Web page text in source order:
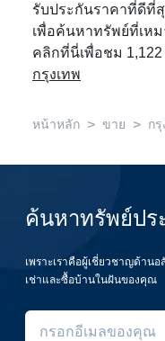
รับประกันราคาที่ดีที่สุ
เพื่อค้นหาทรัพย์ที่เห
คลิกที่นี่เพื่อชม 1,122
กรุงเทพ
หน้าหลัก > ขาย > กรุ
ค้นหาทรัพย์ปร
เพราะเราคือผู้เชี่ยวชาญด้าน
เช่าและซื้อบ้านในฝันของคุณ